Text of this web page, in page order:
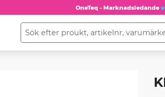
OneTeq - Marknadsledande